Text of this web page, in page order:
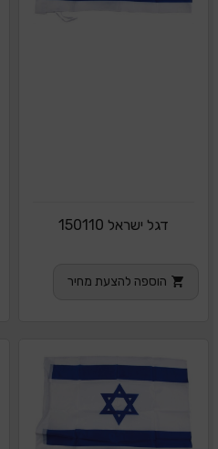
דגל ישראל 150110
הוספה להצעת מחיר